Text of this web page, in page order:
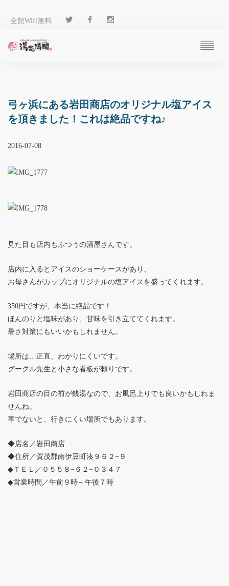
全館Wifi無料
客 室
温 泉
料 理
施 設
ブログ
弓ヶ浜にある岩田商店のオリジナル塩アイス
を頂きました！これは絶品ですね♪
2016-07-08
見た目も店内もふつうの酒屋さんです。
店内に入るとアイスのショーケースがあり、
お母さんがカップにオリジナルの塩アイスを盛ってくれます。
350円ですが、本当に絶品です！
ほんのりと塩味があり、甘味を引き立ててくれます。
暑さ対策にもいいかもしれません。
場所は…正直、わかりにくいです。
グーグル先生と小さな看板が頼りです。
岩田商店の目の前が銭湯なので、お風呂上りでも良いかもしれま
せんね。
車でないと、行きにくい場所でもあります。
◆店名／岩田商店
◆住所／賀茂郡南伊豆町湊９６２−９
◆ＴＥＬ／０５５８−６２−０３４７
◆営業時間／午前９時～午後７時